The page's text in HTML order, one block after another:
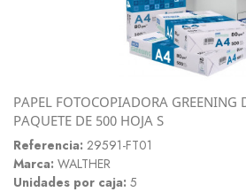
PAPEL FOTOCOPIADORA
PAQUETE DE 500 HOJA S
Referencia: 29591-FT01
Marca: WALTHER
Unidades por caja: 5